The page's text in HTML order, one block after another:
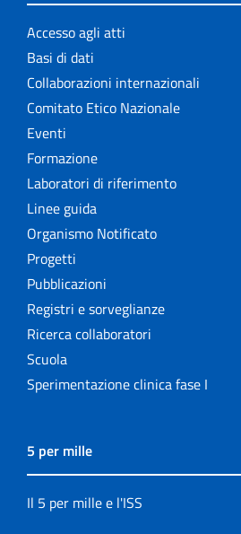
Accesso agli atti
Basi di dati
Collaborazioni internazionali
Comitato Etico Nazionale
Eventi
Formazione
Laboratori di riferimento
Linee guida
Organismo Notificato
Progetti
Pubblicazioni
Registri e sorveglianze
Ricerca collaboratori
Scuola
Sperimentazione clinica fase I
5 per mille
Il 5 per mille e l'ISS